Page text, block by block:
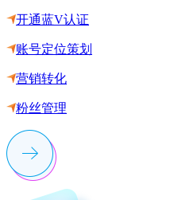
开通蓝V认证
账号定位策划
营销转化
粉丝管理